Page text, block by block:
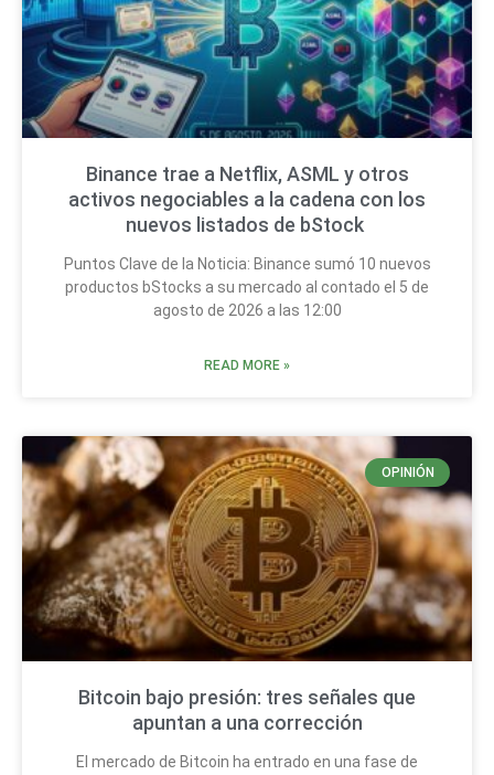
Binance trae a Netflix, ASML y otros
activos negociables a la cadena con los
nuevos listados de bStock
Puntos Clave de la Noticia: Binance sumó 10 nuevos
productos bStocks a su mercado al contado el 5 de
agosto de 2026 a las 12:00
READ MORE »
OPINIÓN
Bitcoin bajo presión: tres señales que
apuntan a una corrección
El mercado de Bitcoin ha entrado en una fase de